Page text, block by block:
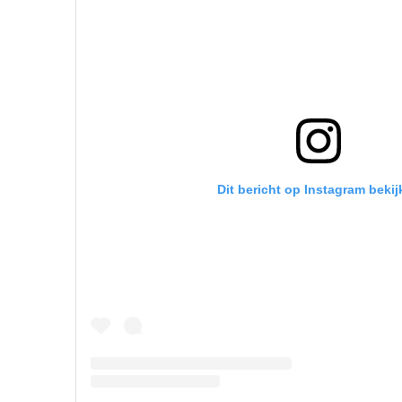
Dit bericht op Instagram